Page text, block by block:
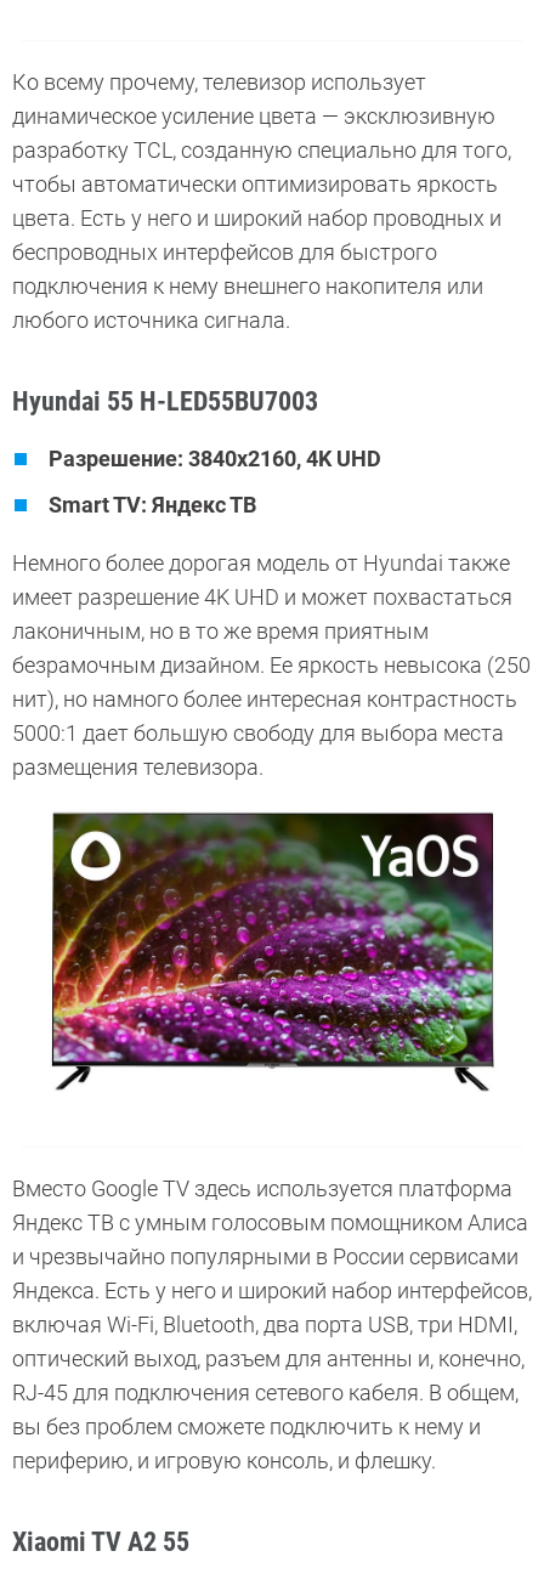
Ко всему прочему, телевизор использует
динамическое усиление цвета — эксклюзивную
разработку TCL, созданную специально для того,
чтобы автоматически оптимизировать яркость
цвета. Есть у него и широкий набор проводных и
беспроводных интерфейсов для быстрого
подключения к нему внешнего накопителя или
любого источника сигнала.
Hyundai 55 H-LED55BU7003
Разрешение: 3840x2160, 4K UHD
Smart TV: Яндекс ТВ
Немного более дорогая модель от Hyundai также
имеет разрешение 4K UHD и может похвастаться
лаконичным, но в то же время приятным
безрамочным дизайном. Ее яркость невысока (250
нит), но намного более интересная контрастность
5000:1 дает большую свободу для выбора места
размещения телевизора.
Вместо Google TV здесь используется платформа
Яндекс ТВ с умным голосовым помощником Алиса
и чрезвычайно популярными в России сервисами
Яндекса. Есть у него и широкий набор интерфейсов,
включая Wi-Fi, Bluetooth, два порта USB, три HDMI,
оптический выход, разъем для антенны и, конечно,
RJ-45 для подключения сетевого кабеля. В общем,
вы без проблем сможете подключить к нему и
периферию, и игровую консоль, и флешку.
Xiaomi TV A2 55